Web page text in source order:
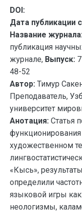
DOI:
Дата публикации
Название журнала:
публикация
журнале, Выпуск:
48-52
Автор: Тимур
Преподаватель,
университет
Анотация: Статья
художественном
«Кысь»,
определили
языковой игры
неологизмы,